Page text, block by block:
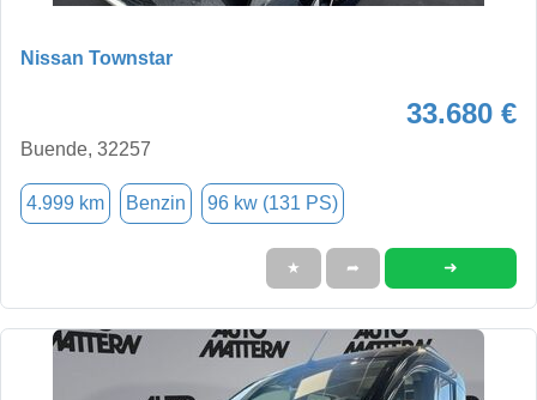
Nissan Townstar
33.680 €
Buende, 32257
4.999 km Benzin 96 kw (131 PS)
★ ➦ ➜